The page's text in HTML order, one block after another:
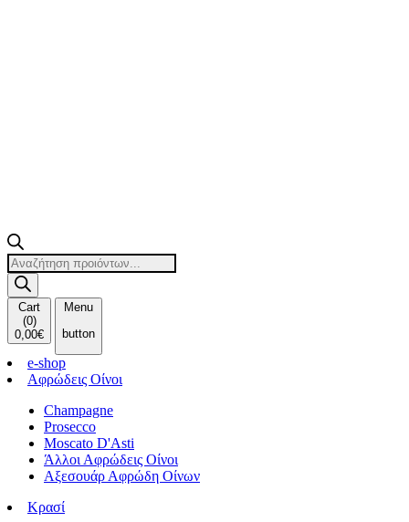
Products
search
Cart
(0)
0,00€
Menu
button
e-shop
Αφρώδεις Οίνοι
Champagne
Prosecco
Moscato D'Asti
Άλλοι Αφρώδεις Οίνοι
Αξεσουάρ Αφρώδη Οίνων
Κρασί